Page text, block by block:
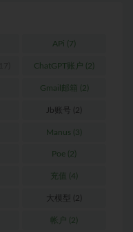
APi (7)
ChatGPT账户 (2)
Gmail邮箱 (2)
Jb账号 (2)
Manus (3)
Poe (2)
充值 (4)
大模型 (2)
帐户 (2)